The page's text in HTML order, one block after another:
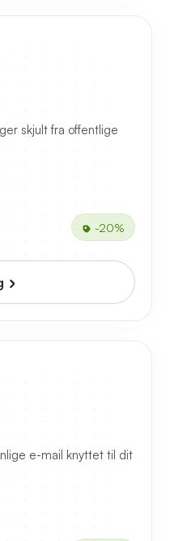
skjult fra offentlige
-20%
e-mail knyttet til dit